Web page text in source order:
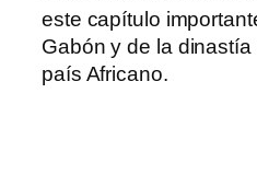
este capítulo
Gabón y de la
país Africano.